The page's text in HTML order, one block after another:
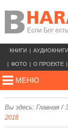
КНИГИ АУДИОКНИГИ
ФОТО О ПРОЕКТЕ
МЕНЮ
Вы здесь: Главная /
2018